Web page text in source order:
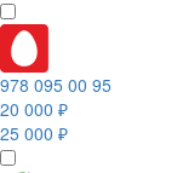
978 095 00 95
20 000 ₽
25 000 ₽